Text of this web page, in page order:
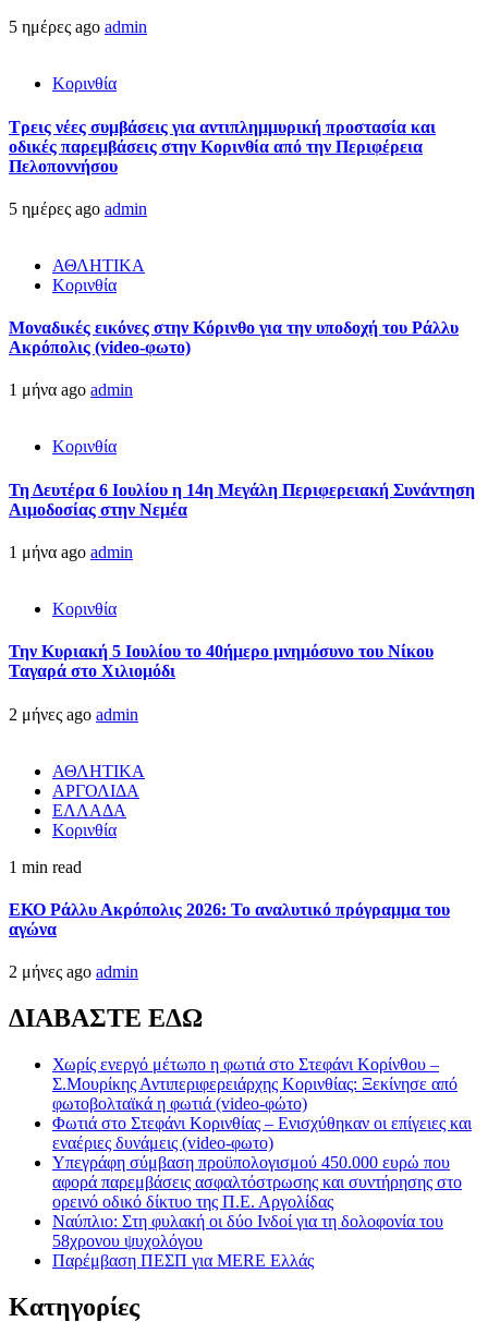
5 ημέρες ago admin
Κορινθία
Τρεις νέες συμβάσεις για αντιπλημμυρική προστασία και
οδικές παρεμβάσεις στην Κορινθία από την Περιφέρεια
Πελοποννήσου
5 ημέρες ago admin
ΑΘΛΗΤΙΚΑ
Κορινθία
Μοναδικές εικόνες στην Κόρινθο για την υποδοχή του Ράλλυ
Ακρόπολις (video-φωτο)
1 μήνα ago admin
Κορινθία
Τη Δευτέρα 6 Ιουλίου η 14η Μεγάλη Περιφερειακή Συνάντηση
Αιμοδοσίας στην Νεμέα
1 μήνα ago admin
Κορινθία
Την Κυριακή 5 Ιουλίου το 40ήμερο μνημόσυνο του Νίκου
Ταγαρά στο Χιλιομόδι
2 μήνες ago admin
ΑΘΛΗΤΙΚΑ
ΑΡΓΟΛΙΔΑ
ΕΛΛΑΔΑ
Κορινθία
1 min read
ΕΚΟ Ράλλυ Ακρόπολις 2026: Το αναλυτικό πρόγραμμα του
αγώνα
2 μήνες ago admin
ΔΙΑΒΑΣΤΕ ΕΔΩ
Χωρίς ενεργό μέτωπο η φωτιά στο Στεφάνι Κορίνθου –
Σ.Μουρίκης Αντιπεριφερειάρχης Κορινθίας: Ξεκίνησε από
φωτοβολταϊκά η φωτιά (video-φώτο)
Φωτιά στο Στεφάνι Κορινθίας – Ενισχύθηκαν οι επίγειες και
εναέριες δυνάμεις (video-φωτο)
Υπεγράφη σύμβαση προϋπολογισμού 450.000 ευρώ που
αφορά παρεμβάσεις ασφαλτόστρωσης και συντήρησης στο
ορεινό οδικό δίκτυο της Π.Ε. Αργολίδας
Ναύπλιο: Στη φυλακή οι δύο Ινδοί για τη δολοφονία του
58χρονου ψυχολόγου
Παρέμβαση ΠΕΣΠ για MERE Ελλάς
Kατηγορίες